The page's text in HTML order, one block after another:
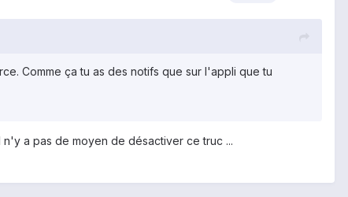
Comme ça tu as des notifs que sur l'appli que tu
a pas de moyen de désactiver ce truc ...